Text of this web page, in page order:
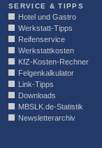
SERVICE & TIPPS
Hotel und Gastro
Werkstatt-Tipps
Reifenservice
Werkstattkosten
KfZ-Kosten-Rechner
Felgenkalkulator
Link-Tipps
Downloads
MBSLK.de-Statistik
Newsletterarchiv